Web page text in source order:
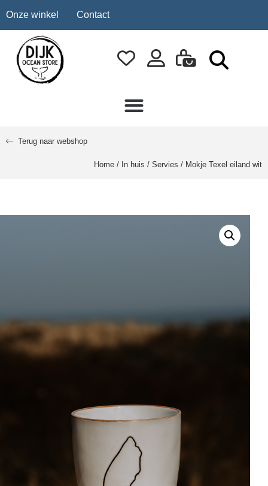
Onze winkel Contact
Terug naar webshop
Home / In huis / Servies / Mokje Texel eiland wit